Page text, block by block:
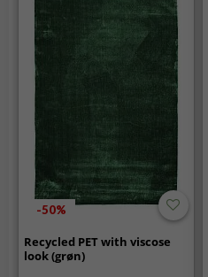
-50%
Recycled PET with viscose
look (grøn)